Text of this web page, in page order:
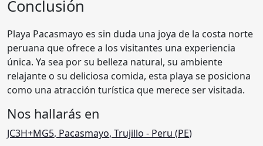
Conclusión
Playa Pacasmayo es sin duda una joya de la costa norte
peruana que ofrece a los visitantes una experiencia
única. Ya sea por su belleza natural, su ambiente
relajante o su deliciosa comida, esta playa se posiciona
como una atracción turística que merece ser visitada.
Nos hallarás en
JC3H+MG5, Pacasmayo, Trujillo - Peru (PE)